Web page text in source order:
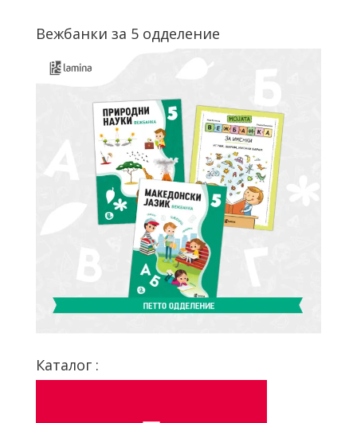
Вежбанки за 5 одделение
Каталог :